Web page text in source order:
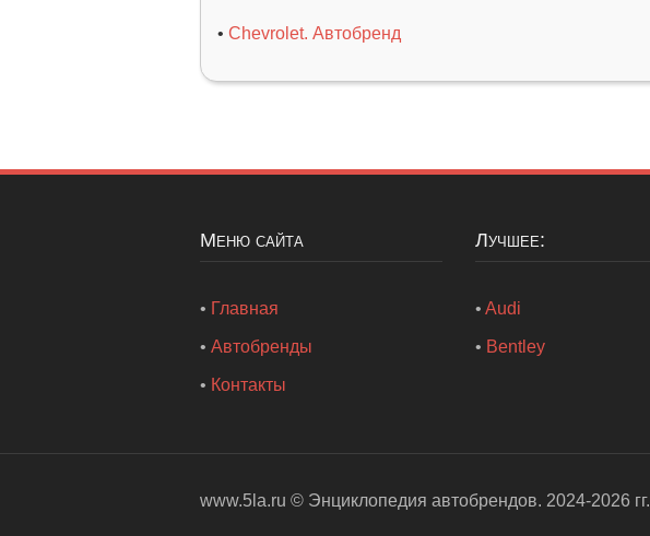
• Chevrolet. Автобренд
Меню сайта
• Главная
• Автобренды
• Контакты
Лучшее:
• Audi
• Bentley
www.5la.ru © Энциклопедия автобрендов. 2024-2026 гг.